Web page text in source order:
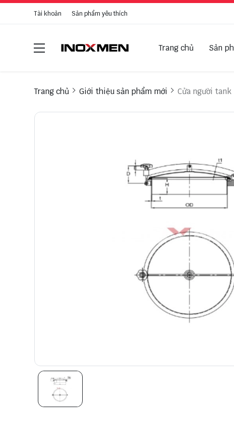
Tài khoản Sản phẩm yêu thích
Trang chủ Sản
Trang chủ Giới thiệu sản phẩm mới Cửa người tank